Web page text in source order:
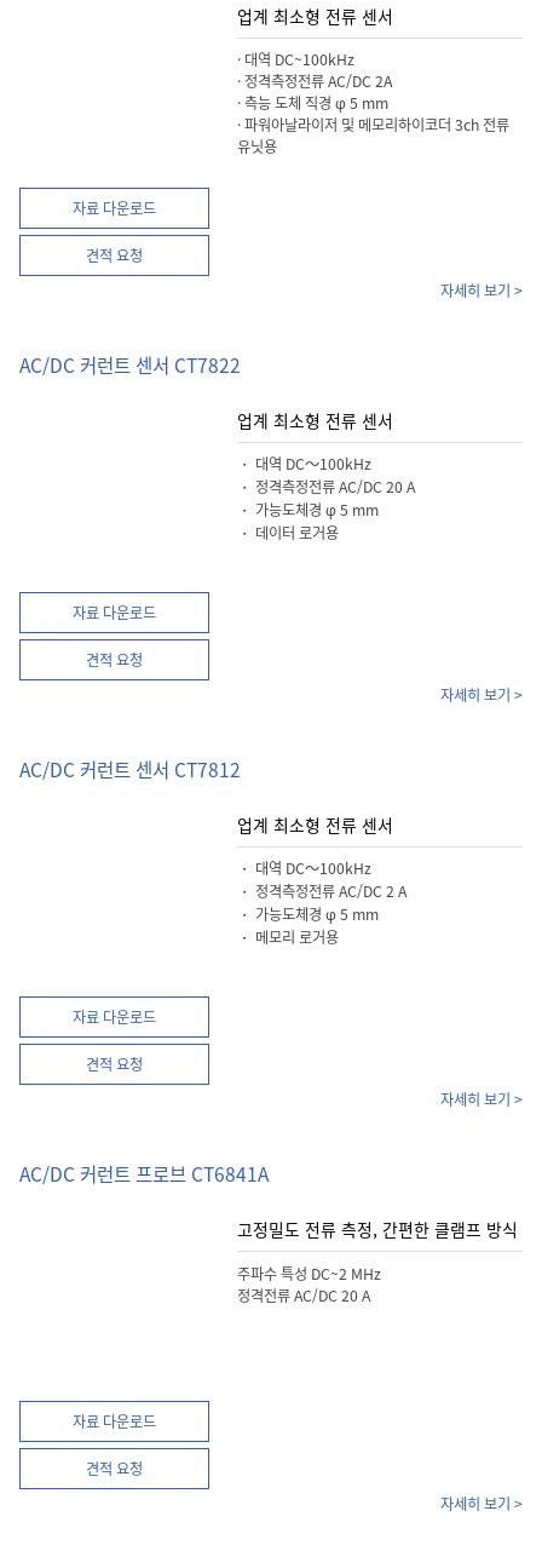
자료 다운로드
견적 요청
업계 최소형 전류 센서
· 대역 DC~100kHz
· 정격측정전류 AC/DC 2A
· 측능 도체 직경 φ 5 mm
· 파워아날라이저 및 메모리하이코더 3ch 전류
유닛용
자세히 보기 >
AC/DC 커런트 센서 CT7822
자료 다운로드
견적 요청
업계 최소형 전류 센서
・ 대역 DC～100kHz
・ 정격측정전류 AC/DC 20 A
・ 가능도체경 φ 5 mm
・ 데이터 로거용
자세히 보기 >
AC/DC 커런트 센서 CT7812
자료 다운로드
견적 요청
업계 최소형 전류 센서
・ 대역 DC～100kHz
・ 정격측정전류 AC/DC 2 A
・ 가능도체경 φ 5 mm
・ 메모리 로거용
자세히 보기 >
AC/DC 커런트 프로브 CT6841A
자료 다운로드
견적 요청
고정밀도 전류 측정, 간편한 클램프 방식
주파수 특성 DC~2 MHz
정격전류 AC/DC 20 A
자세히 보기 >